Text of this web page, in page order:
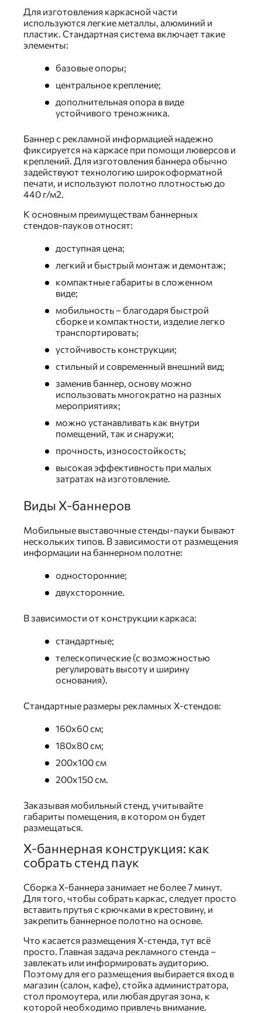
Для изготовления каркасной части
используются легкие металлы, алюминий и
пластик. Стандартная система включает такие
элементы:
базовые опоры;
центральное крепление;
дополнительная опора в виде
устойчивого треножника.
Баннер с рекламной информацией надежно
фиксируется на каркасе при помощи люверсов и
креплений. Для изготовления баннера обычно
задействуют технологию широкоформатной
печати, и используют полотно плотностью до
440 г/м2.
К основным преимуществам баннерных
стендов-пауков относят:
доступная цена;
легкий и быстрый монтаж и демонтаж;
компактные габариты в сложенном
виде;
мобильность – благодаря быстрой
сборке и компактности, изделие легко
транспортировать;
устойчивость конструкции;
стильный и современный внешний вид;
заменив баннер, основу можно
использовать многократно на разных
мероприятиях;
можно устанавливать как внутри
помещений, так и снаружи;
прочность, износостойкость;
высокая эффективность при малых
затратах на изготовление.
Виды Х-баннеров
Мобильные выставочные стенды-пауки бывают
нескольких типов. В зависимости от размещения
информации на баннерном полотне:
односторонние;
двухсторонние.
В зависимости от конструкции каркаса:
стандартные;
телескопические (с возможностью
регулировать высоту и ширину
основания).
Стандартные размеры рекламных Х-стендов:
160х60 см;
180х80 см;
200х100 см
200х150 см.
Заказывая мобильный стенд, учитывайте
габариты помещения, в котором он будет
размещаться.
Х-баннерная конструкция: как
собрать стенд паук
Сборка X-баннера занимает не более 7 минут.
Для того, чтобы собрать каркас, следует просто
вставить прутья с крючками в крестовину, и
закрепить баннерное полотно на основе.
Что касается размещения Х-стенда, тут всё
просто. Главная задача рекламного стенда –
завлекать или информировать аудиторию.
Поэтому для его размещения выбирается вход в
магазин (салон, кафе), стойка администратора,
стол промоутера, или любая другая зона, к
которой необходимо привлечь внимание.